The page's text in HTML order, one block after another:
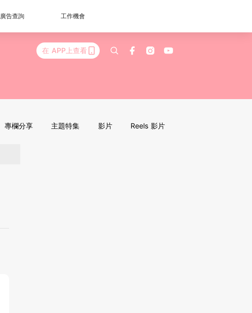
廣告查詢 工作機會
在 APP上查看
專欄分享 主題特集 影片 Reels 影片